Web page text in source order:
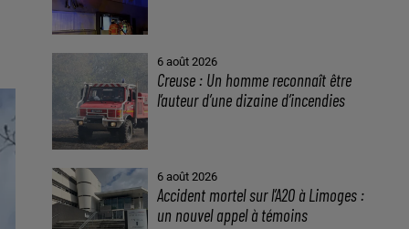
6 août 2026
Creuse : Un homme reconnaît être
l’auteur d’une dizaine d’incendies
6 août 2026
Accident mortel sur l’A20 à Limoges :
un nouvel appel à témoins